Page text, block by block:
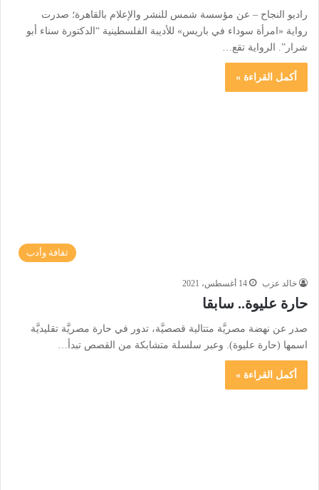
راديو النجاح – عن مؤسسة شمس للنشر والإعلام بالقاهرة؛ صدرت
رواية «امرأة سوداء في باريس» للأديبة الفلسطينية “الدكتورة سناء أبو
شرار”. الرواية تقع…
أكمل القراءة »
ثقافة وأدب
خالد عزب 14 أغسطس، 2021
حارة عليوة.. سابقا
صدر عن نهضة مصريَّة متتالية قصصيَّة، تدور في حارة مصريَّة تقليديَّة
اسمها (حارة عليوة). وعبر سلسلة متشابكة من القصص تبدأ…
أكمل القراءة »